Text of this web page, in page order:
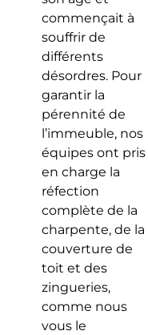
commençait à
souffrir de
différents
désordres. Pour
garantir la
pérennité de
l’immeuble, nos
équipes ont pris
en charge la
réfection
complète de la
charpente, de la
couverture de
toit et des
zingueries,
comme nous
vous le